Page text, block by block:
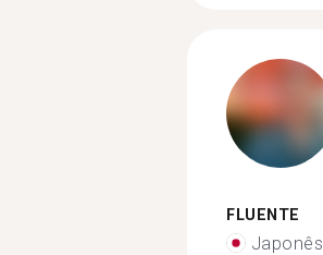
FLUENTE
Japonês